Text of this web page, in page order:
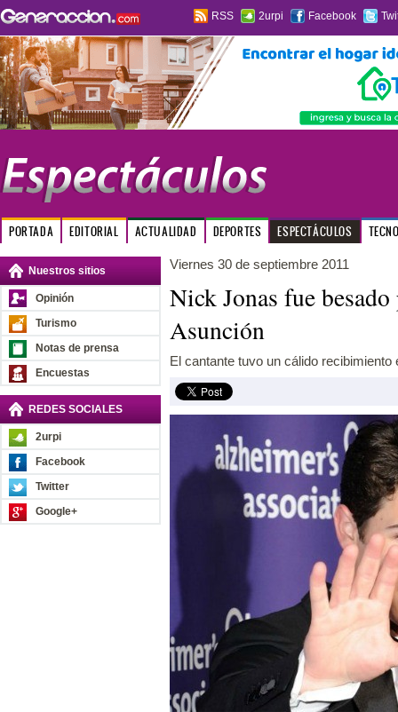
RSS 2urpi Facebook
PORTADA EDITORIAL ACTUALIDAD DEPORTES ESPECTÁCULOS
Nuestros sitios
Opinión
Turismo
Notas de prensa
Encuestas
REDES SOCIALES
2urpi
Facebook
Twitter
Google+
Viernes 30 de septiembre 2011
Nick Jonas fue
Asunción
El cantante tuvo un cálido recibimiento